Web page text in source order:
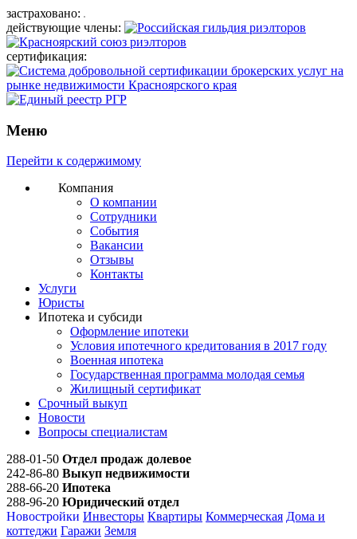
застраховано:
действующие члены:
сертификация:
Меню
Перейти к содержимому
Компания
О компании
Сотрудники
События
Вакансии
Отзывы
Контакты
Услуги
Юристы
Ипотека и субсиди
Оформление ипотеки
Условия ипотечного кредитования в 2017 году
Военная ипотека
Государственная программа молодая семья
Жилищный сертификат
Срочный выкуп
Новости
Вопросы специалистам
288-01-50 Отдел продаж долевое
242-86-80 Выкуп недвижимости
288-66-20 Ипотека
288-96-20 Юридический отдел
Новостройки Инвесторы Квартиры Коммерческая Дома и
коттеджи Гаражи Земля